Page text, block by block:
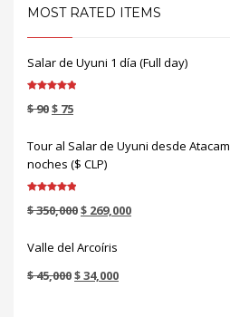
MOST RATED ITEMS
Salar de Uyuni 1 día (Full day)
5.00de 5
$90$ 75
Tour al Salar de Uyuni desde
noches ($ CLP)
5.00de 5
$350,000$ 269,000
Valle del Arcoíris
$45,000$34,000